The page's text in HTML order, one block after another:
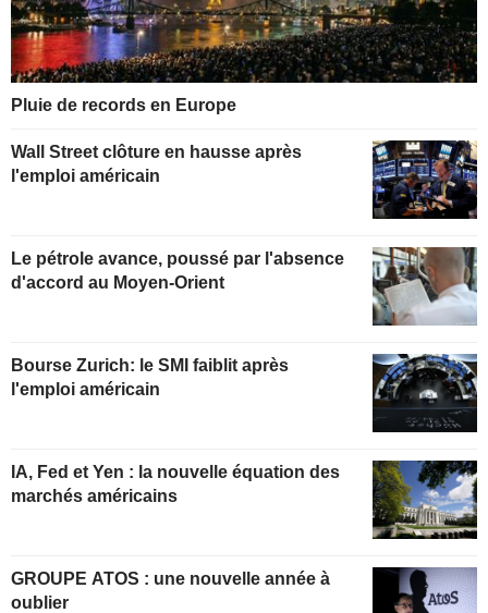
Pluie de records en Europe
Wall Street clôture en hausse après
l'emploi américain
Le pétrole avance, poussé par l'absence
d'accord au Moyen-Orient
Bourse Zurich: le SMI faiblit après
l'emploi américain
IA, Fed et Yen : la nouvelle équation des
marchés américains
GROUPE ATOS : une nouvelle année à
oublier